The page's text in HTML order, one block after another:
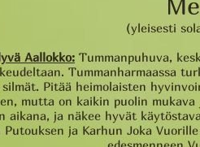
(yleisesti
Aallokko: Tummanpuhuva,
Tummanharmaassa
Pitää heimolaisten
mutta on kaikin puolin
aikana, ja näkee hyvät
Putouksen ja Karhun Joka